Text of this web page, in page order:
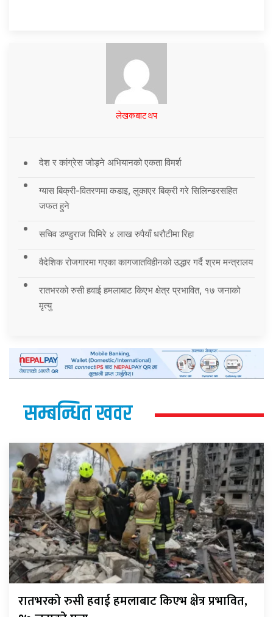
लेखकबाट थप
देश र कांग्रेस जोड्ने अभियानको एकता विमर्श
ग्यास बिक्री-वितरणमा कडाइ, लुकाएर बिक्री गरे सिलिन्डरसहित
जफत हुने
सचिव डण्डुराज घिमिरे ४ लाख रुपैयाँ धरौटीमा रिहा
वैदेशिक रोजगारमा गएका कागजातविहीनको उद्धार गर्दै श्रम मन्त्रालय
रातभरको रुसी हवाई हमलाबाट किएभ क्षेत्र प्रभावित, १७ जनाको
मृत्यु
सम्बन्धित खवर
रातभरको रुसी हवाई हमलाबाट किएभ क्षेत्र प्रभावित,